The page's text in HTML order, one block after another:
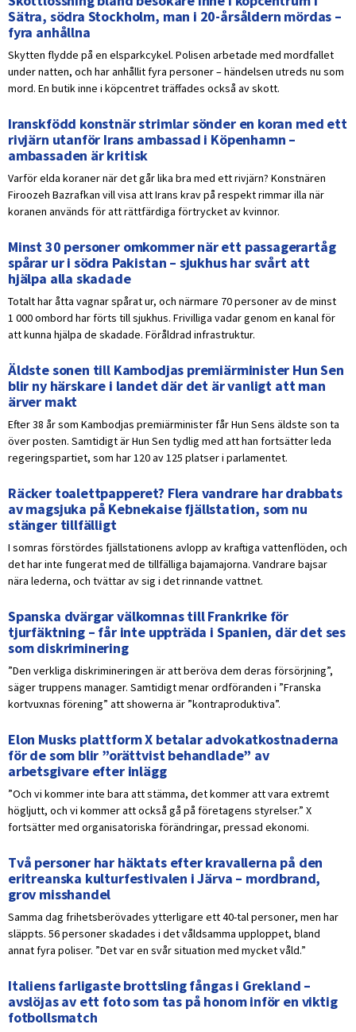
Sätra, södra Stockholm, man i 20-årsåldern mördas –
fyra anhållna
Skytten flydde på en elsparkcykel. Polisen arbetade med mordfallet
under natten, och har anhållit fyra personer – händelsen utreds nu som
mord. En butik inne i köpcentret träffades också av skott.
Iranskfödd konstnär strimlar sönder en koran med ett
rivjärn utanför Irans ambassad i Köpenhamn –
ambassaden är kritisk
Varför elda koraner när det går lika bra med ett rivjärn? Konstnären
Firoozeh Bazrafkan vill visa att Irans krav på respekt rimmar illa när
koranen används för att rättfärdiga förtrycket av kvinnor.
Minst 30 personer omkommer när ett passagerartåg
spårar ur i södra Pakistan – sjukhus har svårt att
hjälpa alla skadade
Totalt har åtta vagnar spårat ur, och närmare 70 personer av de minst
1 000 ombord har förts till sjukhus. Frivilliga vadar genom en kanal för
att kunna hjälpa de skadade. Föråldrad infrastruktur.
Äldste sonen till Kambodjas premiärminister Hun Sen
blir ny härskare i landet där det är vanligt att man
ärver makt
Efter 38 år som Kambodjas premiärminister får Hun Sens äldste son ta
över posten. Samtidigt är Hun Sen tydlig med att han fortsätter leda
regeringspartiet, som har 120 av 125 platser i parlamentet.
Räcker toalettpapperet? Flera vandrare har drabbats
av magsjuka på Kebnekaise fjällstation, som nu
stänger tillfälligt
I somras förstördes fjällstationens avlopp av kraftiga vattenflöden, och
det har inte fungerat med de tillfälliga bajamajorna. Vandrare bajsar
nära lederna, och tvättar av sig i det rinnande vattnet.
Spanska dvärgar välkomnas till Frankrike för
tjurfäktning – får inte uppträda i Spanien, där det ses
som diskriminering
”Den verkliga diskrimineringen är att beröva dem deras försörjning”,
säger truppens manager. Samtidigt menar ordföranden i ”Franska
kortvuxnas förening” att showerna är ”kontraproduktiva”.
Elon Musks plattform X betalar advokatkostnaderna
för de som blir ”orättvist behandlade” av
arbetsgivare efter inlägg
”Och vi kommer inte bara att stämma, det kommer att vara extremt
högljutt, och vi kommer att också gå på företagens styrelser.” X
fortsätter med organisatoriska förändringar, pressad ekonomi.
Två personer har häktats efter kravallerna på den
eritreanska kulturfestivalen i Järva – mordbrand,
grov misshandel
Samma dag frihetsberövades ytterligare ett 40-tal personer, men har
släppts. 56 personer skadades i det våldsamma upploppet, bland
annat fyra poliser. ”Det var en svår situation med mycket våld.”
Italiens farligaste brottsling fångas i Grekland –
avslöjas av ett foto som tas på honom inför en viktig
fotbollsmatch